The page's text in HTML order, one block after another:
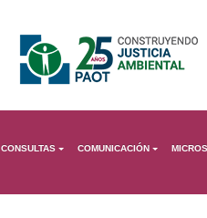
CONSULTAS COMUNICACIÓN